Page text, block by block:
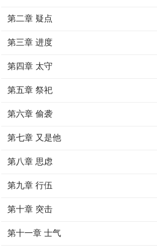
第二章 疑点
第三章 进度
第四章 太守
第五章 祭祀
第六章 偷袭
第七章 又是他
第八章 思虑
第九章 行伍
第十章 突击
第十一章 士气